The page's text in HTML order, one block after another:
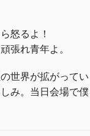
怒るよ！
張れ青年よ。
世界が拡がって
。当日会場で